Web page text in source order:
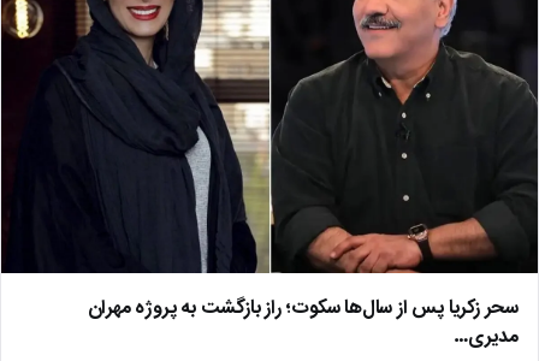
سحر زکریا پس از سال‌ها سکوت؛ راز بازگشت به پروژه مهران
مدیری…